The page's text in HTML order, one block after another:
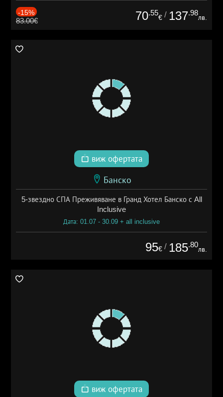
-15%
83.00€ 70.55
€ / 137.98
лв.
виж офертата
Банско
5-звездно СПА Преживяване в Гранд Хотел Банско с All
Inclusive
Дата: 01.07 - 30.09 + all inclusive
95€ / 185.80
лв.
виж офертата